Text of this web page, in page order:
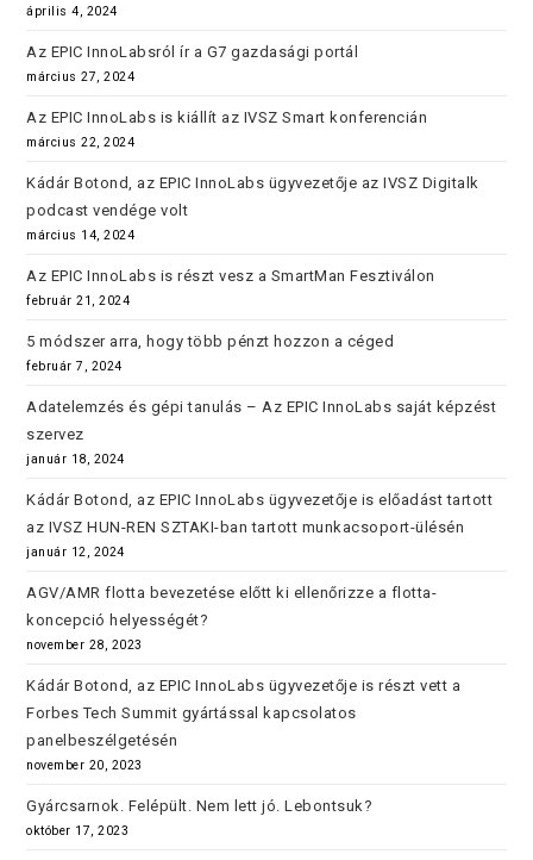
április 4, 2024
Az EPIC InnoLabsról ír a G7 gazdasági portál
március 27, 2024
Az EPIC InnoLabs is kiállít az IVSZ Smart konferencián
március 22, 2024
Kádár Botond, az EPIC InnoLabs ügyvezetője az IVSZ Digitalk
podcast vendége volt
március 14, 2024
Az EPIC InnoLabs is részt vesz a SmartMan Fesztiválon
február 21, 2024
5 módszer arra, hogy több pénzt hozzon a céged
február 7, 2024
Adatelemzés és gépi tanulás – Az EPIC InnoLabs saját képzést
szervez
január 18, 2024
Kádár Botond, az EPIC InnoLabs ügyvezetője is előadást tartott
az IVSZ HUN-REN SZTAKI-ban tartott munkacsoport-ülésén
január 12, 2024
AGV/AMR flotta bevezetése előtt ki ellenőrizze a flotta-
koncepció helyességét?
november 28, 2023
Kádár Botond, az EPIC InnoLabs ügyvezetője is részt vett a
Forbes Tech Summit gyártással kapcsolatos
panelbeszélgetésén
november 20, 2023
Gyárcsarnok. Felépült. Nem lett jó. Lebontsuk?
október 17, 2023